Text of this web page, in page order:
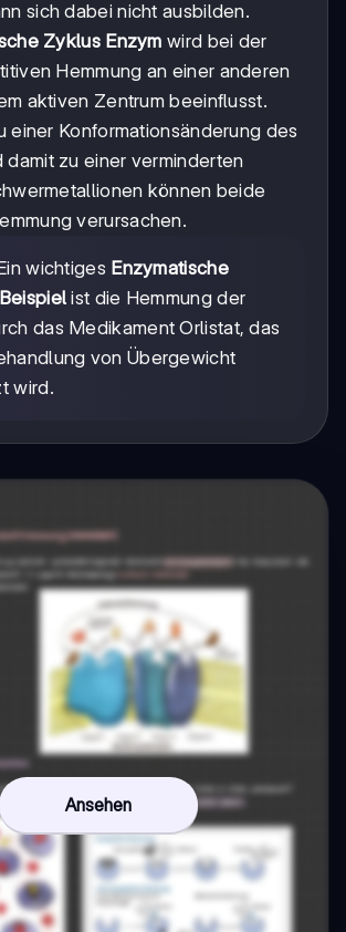
sich dabei nicht ausbilden.
Zyklus Enzym wird bei der
Hemmung an einer anderen
aktiven Zentrum beeinflusst.
einer Konformationsänderung des
damit zu einer verminderten
können beide
verursachen.
wichtiges Enzymatische
ist die Hemmung der
das Medikament Orlistat, das
von Übergewicht
wird.
Ansehen